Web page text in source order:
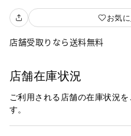
お気
店舗受取りなら送料無料
店舗在庫状況
ご利用される店舗の在庫状況
す。